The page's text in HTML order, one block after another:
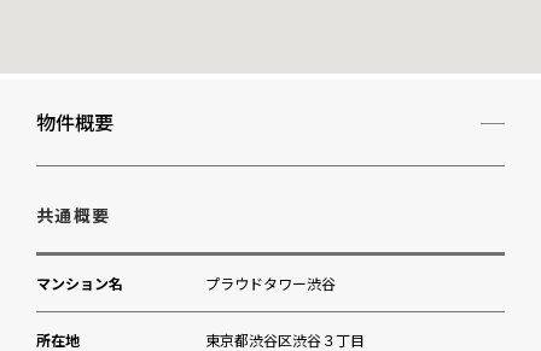
物件概要
共通概要
マンション名 プラウドタワー渋谷
所在地 東京都渋谷区渋谷３丁目